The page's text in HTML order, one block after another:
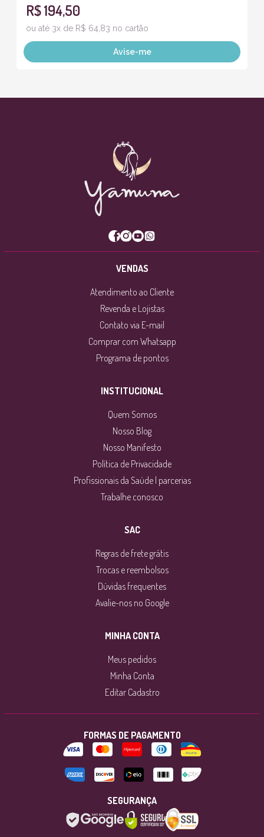
R$ 194,50
ou até 3x de R$ 64,83 no cartão
Avise-me
VENDAS
Atendimento ao Cliente
Revenda e Lojistas
Contato via E-mail
Comprar com Whatsapp
Programa de pontos
INSTITUCIONAL
Quem Somos
Nosso Blog
Nosso Manifesto
Política de Privacidade
Profissionais da Saúde | parcerias
Trabalhe conosco
SAC
Regras de frete grátis
Trocas e reembolsos
Dúvidas frequentes
Avalie-nos no Google
MINHA CONTA
Meus pedidos
Minha Conta
Editar Cadastro
FORMAS DE PAGAMENTO
SEGURANÇA